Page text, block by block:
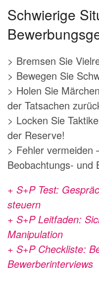
Schwierige
> Bremsen Sie
> Bewegen Sie
> Holen Sie
der Tatsachen
> Locken Sie
der Reserve!
> Fehler vermeiden
Beobachtungs- und
+ S+P Test:
steuern
+ S+P Leitfaden:
Manipulation
+ S+P Checkliste:
Bewerberinterviews